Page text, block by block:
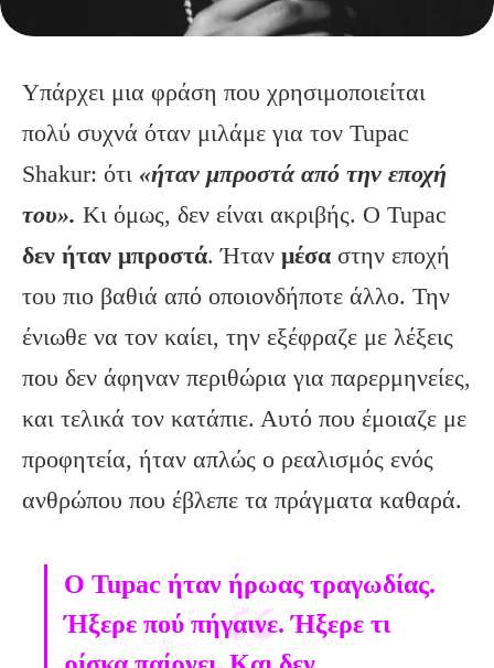
Υπάρχει μια φράση που χρησιμοποιείται
πολύ συχνά όταν μιλάμε για τον Tupac
Shakur: ότι «ήταν μπροστά από την εποχή
του». Κι όμως, δεν είναι ακριβής. Ο Tupac
δεν ήταν μπροστά. Ήταν μέσα στην εποχή
του πιο βαθιά από οποιονδήποτε άλλο. Την
ένιωθε να τον καίει, την εξέφραζε με λέξεις
που δεν άφηναν περιθώρια για παρερμηνείες,
και τελικά τον κατάπιε. Αυτό που έμοιαζε με
προφητεία, ήταν απλώς ο ρεαλισμός ενός
ανθρώπου που έβλεπε τα πράγματα καθαρά.
Ο Tupac ήταν ήρωας τραγωδίας.
Ήξερε πού πήγαινε. Ήξερε τι